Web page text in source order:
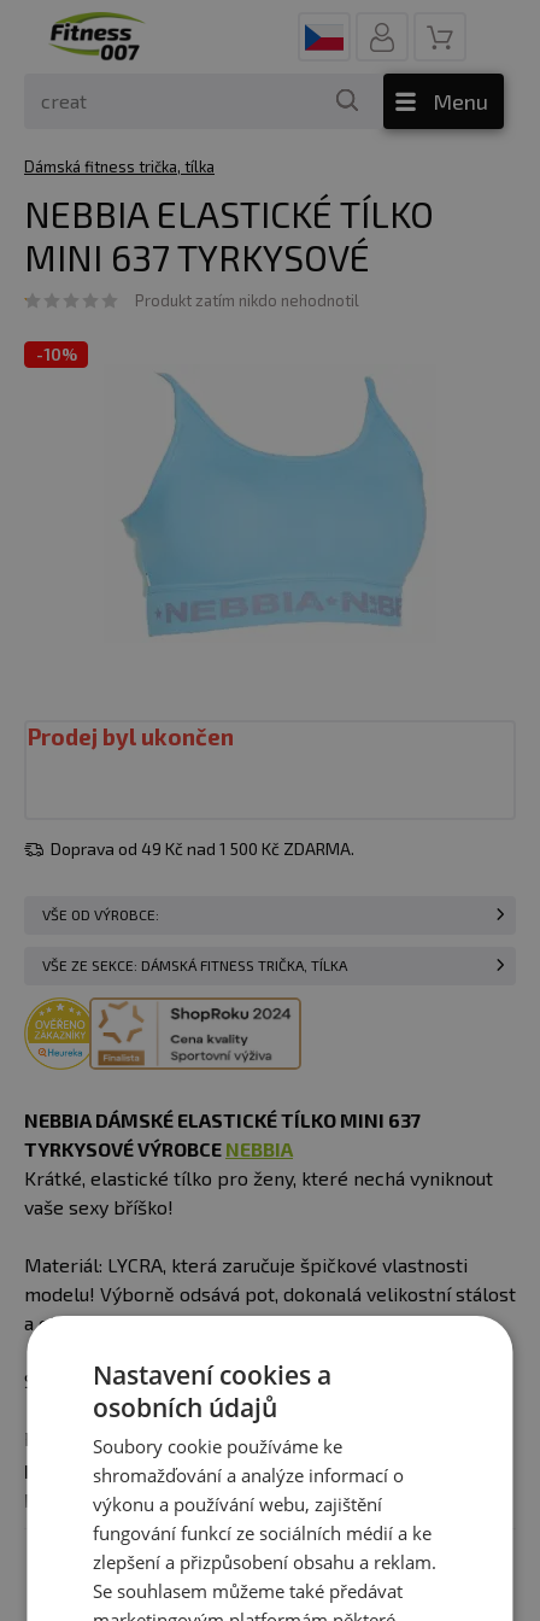
Menu
Dámská fitness trička, tílka
NEBBIA ELASTICKÉ TÍLKO
MINI 637 TYRKYSOVÉ
Produkt zatím nikdo nehodnotil
-10%
Prodej byl ukončen
Doprava od 49 Kč nad 1 500 Kč ZDARMA.
VŠE OD VÝROBCE:
VŠE ZE SEKCE: DÁMSKÁ FITNESS TRIČKA, TÍLKA
NEBBIA DÁMSKÉ ELASTICKÉ TÍLKO MINI 637
TYRKYSOVÉ VÝROBCE NEBBIA
Krátké, elastické tílko pro ženy, které nechá vyniknout
vaše sexy bříško!
Materiál: LYCRA, která zaručuje špičkové vlastnosti
modelu! Výborně odsává pot, dokonalá velikostní stálost
a elasticita modelu.
Složení materiálu: 90% bavlna/ 10% lycra
Použitý materiál jeextrémněprodyšný,
příjemný natěle.Buď sexy a vychutnej si obdivné
pohledy!
Materiál: LYCRA - zaručuje špičkové vlastnosti
modelu!
Materiál: 90% bavlna 10% lycra
Zobrazit celý popis
Nastavení cookies a
osobních údajů
Soubory cookie používáme ke
shromažďování a analýze informací o
výkonu a používání webu, zajištění
fungování funkcí ze sociálních médií a ke
zlepšení a přizpůsobení obsahu a reklam.
Se souhlasem můžeme také předávat